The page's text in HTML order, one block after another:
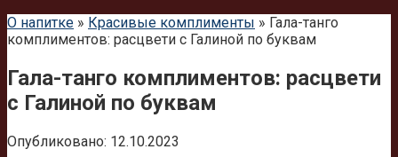
О напитке » Красивые комплименты » Гала-танго
комплиментов: расцвети с Галиной по буквам
Гала-танго комплиментов: расцвети
с Галиной по буквам
Опубликовано: 12.10.2023